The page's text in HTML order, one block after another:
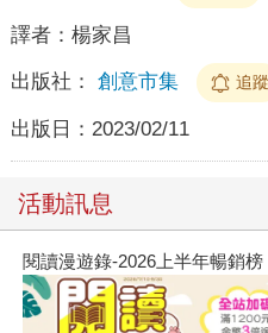
譯者： 楊家昌
出版社： 創意市集 追蹤
出版日： 2023/02/11
活動訊息
閱讀漫遊錄-2026上半年暢銷榜